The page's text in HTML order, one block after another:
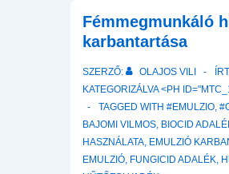
szinte
sose
szó,
pedig
hibamentes
Fémmegmunkáló
karbantartása
SZERZŐ: OLAJOS VILI
KATEGORIZÁLVA <PH
TAGGED WITH#EMULZIO,
BAJOMI VILMOS, BIOCID
HASZNÁLATA, EMULZIÓ
EMULZIÓ, FUNGICID ADALÉK,